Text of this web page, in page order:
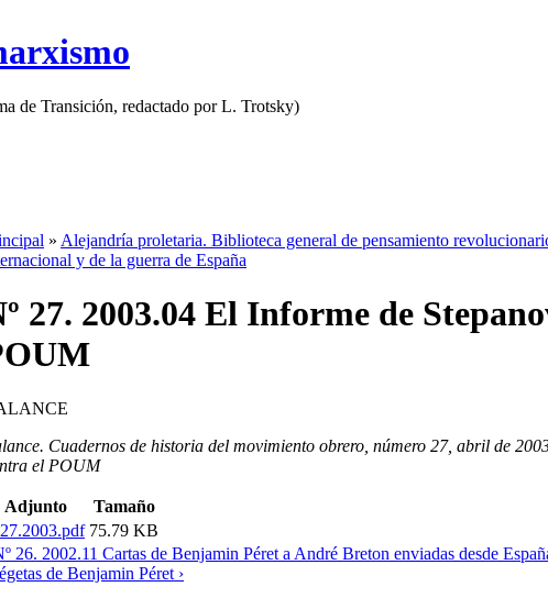
de Transición, redactado por L. Trotsky)
» Alejandría proletaria. Biblioteca general de pensamiento
y de la guerra de España
27. 2003.04 El Informe de
Cuadernos de historia del movimiento obrero, número 27, abril de
el POUM
Adjunto
Tamaño
75.79 KB
26. 2002.11 Cartas de Benjamin Péret a André Breton enviadas desde
de Benjamin Péret ›